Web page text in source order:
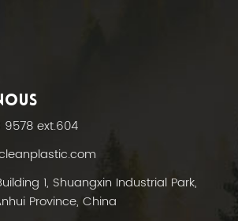
ext.604
1, Shuangxin Industrial Park,
Province, China